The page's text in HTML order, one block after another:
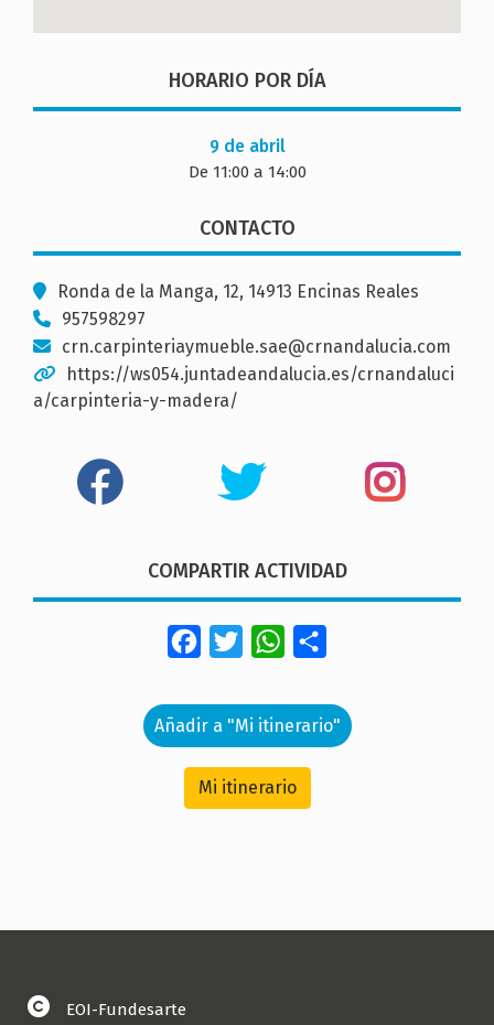
HORARIO POR DÍA
9 de abril
De 11:00 a 14:00
CONTACTO
Ronda de la Manga, 12, 14913 Encinas Reales
957598297
crn.carpinteriaymueble.sae@crnandalucia.com
https://ws054.juntadeandalucia.es/crnandaluci
a/carpinteria-y-madera/
COMPARTIR ACTIVIDAD
FacebookTwitterWhatsApp
Añadir a "Mi itinerario"
Mi itinerario
EOI-Fundesarte